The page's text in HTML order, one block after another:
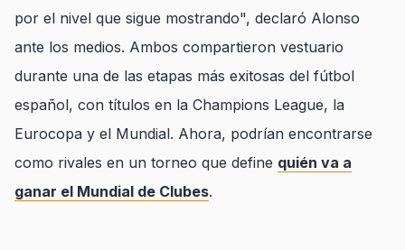
por el nivel que sigue mostrando", declaró Alonso
ante los medios. Ambos compartieron vestuario
durante una de las etapas más exitosas del fútbol
español, con títulos en la Champions League, la
Eurocopa y el Mundial. Ahora, podrían encontrarse
como rivales en un torneo que define quién va a
ganar el Mundial de Clubes.